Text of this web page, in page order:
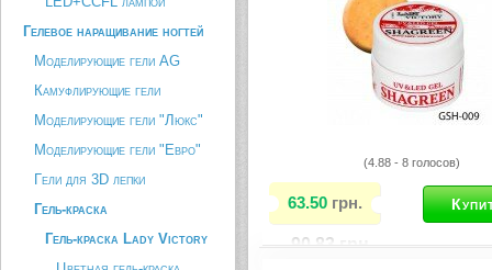
Гелевое наращивание ногтей
Моделирующие гели AG
Камуфлирующие гели
Моделирующие гели "Люкс"
Моделирующие гели "Евро"
Гели для 3D лепки
Гель-краска
Гель-краска Lady Victory
Описание товара
(4.88 - 8 голосов)
63.50 грн.
90.83